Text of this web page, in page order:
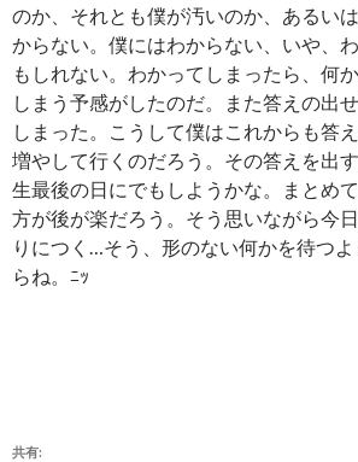
のか、それとも僕が汚いのか、あるい
からない。僕にはわからない、いや、
もしれない。わかってしまったら、何
しまう予感がしたのだ。また答えの出
しまった。こうして僕はこれからも答
増やして行くのだろう。その答えを出
生最後の日にでもしようかな。まとめ
方が後が楽だろう。そう思いながら今
りにつく…そう、形のない何かを待つ
らね。ﾆｯ
共有: